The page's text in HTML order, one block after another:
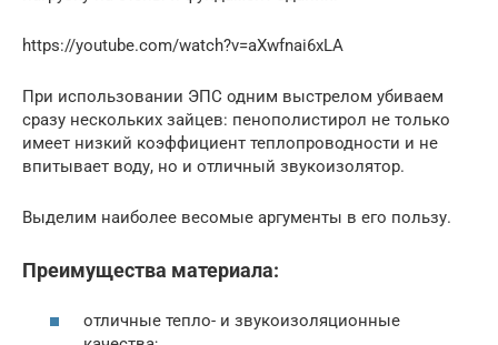
https://youtube.com/watch?v=aXwfnai6xLA
При использовании ЭПС одним выстрелом убиваем
сразу нескольких зайцев: пенополистирол не только
имеет низкий коэффициент теплопроводности и не
впитывает воду, но и отличный звукоизолятор.
Выделим наиболее весомые аргументы в его пользу.
Преимущества материала:
отличные тепло- и звукоизоляционные